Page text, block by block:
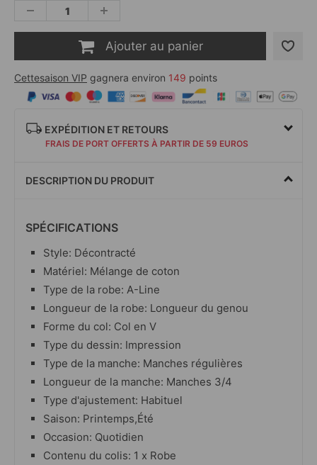
Ajouter au panier
Cettesaison VIP gagnera environ 149 points
EXPÉDITION ET RETOURS
FRAIS DE PORT OFFERTS À PARTIR DE 59 EUROS
DESCRIPTION DU PRODUIT
SPÉCIFICATIONS
Style: Décontracté
Matériel: Mélange de coton
Type de la robe: A-Line
Longueur de la robe: Longueur du genou
Forme du col: Col en V
Type du dessin: Impression
Type de la manche: Manches régulières
Longueur de la manche: Manches 3/4
Type d'ajustement: Habituel
Saison: Printemps,Été
Occasion: Quotidien
Contenu du colis: 1 x Robe